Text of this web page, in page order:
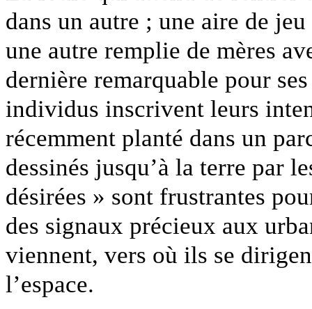
dans un autre ; une aire de
une autre remplie de mères
dernière remarquable pour
individus inscrivent leurs
récemment planté dans un
dessinés jusqu’à la terre par
désirées » sont frustrantes
des signaux précieux aux
viennent, vers où ils se
l’espace.